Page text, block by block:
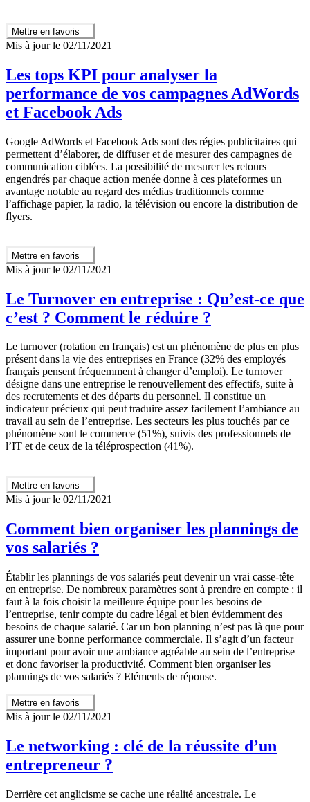
Mettre en favoris
Mis à jour le 02/11/2021
Les tops KPI pour analyser la
performance de vos campagnes AdWords
et Facebook Ads
Google AdWords et Facebook Ads sont des régies publicitaires qui
permettent d’élaborer, de diffuser et de mesurer des campagnes de
communication ciblées. La possibilité de mesurer les retours
engendrés par chaque action menée donne à ces plateformes un
avantage notable au regard des médias traditionnels comme
l’affichage papier, la radio, la télévision ou encore la distribution de
flyers.
Mettre en favoris
Mis à jour le 02/11/2021
Le Turnover en entreprise : Qu’est-ce que
c’est ? Comment le réduire ?
Le turnover (rotation en français) est un phénomène de plus en plus
présent dans la vie des entreprises en France (32% des employés
français pensent fréquemment à changer d’emploi). Le turnover
désigne dans une entreprise le renouvellement des effectifs, suite à
des recrutements et des départs du personnel. Il constitue un
indicateur précieux qui peut traduire assez facilement l’ambiance au
travail au sein de l’entreprise. Les secteurs les plus touchés par ce
phénomène sont le commerce (51%), suivis des professionnels de
l’IT et de ceux de la téléprospection (41%).
Mettre en favoris
Mis à jour le 02/11/2021
Comment bien organiser les plannings de
vos salariés ?
Établir les plannings de vos salariés peut devenir un vrai casse-tête
en entreprise. De nombreux paramètres sont à prendre en compte : il
faut à la fois choisir la meilleure équipe pour les besoins de
l’entreprise, tenir compte du cadre légal et bien évidemment des
besoins de chaque salarié. Car un bon planning n’est pas là que pour
assurer une bonne performance commerciale. Il s’agit d’un facteur
important pour avoir une ambiance agréable au sein de l’entreprise
et donc favoriser la productivité. Comment bien organiser les
plannings de vos salariés ? Eléments de réponse.
Mettre en favoris
Mis à jour le 02/11/2021
Le networking : clé de la réussite d’un
entrepreneur ?
Derrière cet anglicisme se cache une réalité ancestrale. Le